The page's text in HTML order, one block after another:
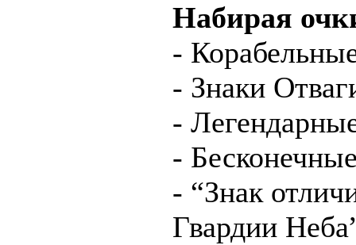
Набирая
-
- Знаки
-
-
- “Знак
Гвардии